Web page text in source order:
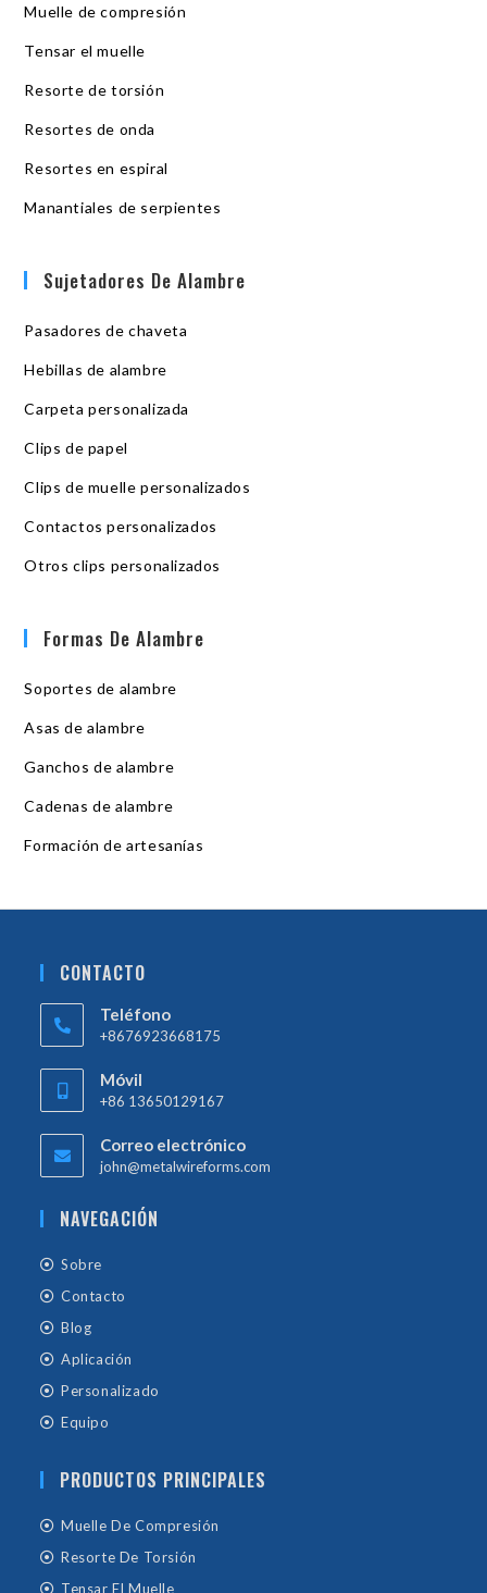
Muelle de compresión
Tensar el muelle
Resorte de torsión
Resortes de onda
Resortes en espiral
Manantiales de serpientes
Sujetadores De Alambre
Pasadores de chaveta
Hebillas de alambre
Carpeta personalizada
Clips de papel
Clips de muelle personalizados
Contactos personalizados
Otros clips personalizados
Formas De Alambre
Soportes de alambre
Asas de alambre
Ganchos de alambre
Cadenas de alambre
Formación de artesanías
CONTACTO
Teléfono
+8676923668175
Móvil
+86 13650129167
Correo electrónico
john@metalwireforms.com
NAVEGACIÓN
Sobre
Contacto
Blog
Aplicación
Personalizado
Equipo
PRODUCTOS PRINCIPALES
Muelle De Compresión
Resorte De Torsión
Tensar El Muelle